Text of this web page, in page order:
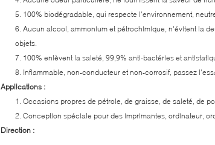
5. 100% biodégradable, qui respecte l'environnement,
6. Aucun alcool, ammonium et pétrochimique, n'évitent la
objets.
7. 100% enlèvent la saleté, 99,9% anti-bactéries et
8. Inflammable, non-conducteur et non-corrosif, passez
Applications :
1. Occasions propres de pétrole, de graisse, de saleté, de
2. Conception spéciale pour des imprimantes, ordinateur,
Direction :